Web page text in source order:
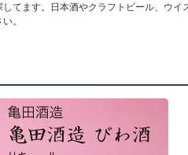
てます。日本酒やクラフトビール、ウイ
。